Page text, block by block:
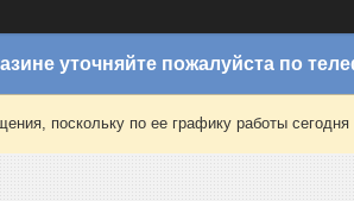
уточняйте пожалуйста по
поскольку по ее графику работы